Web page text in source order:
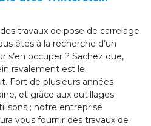
travaux de pose de carrelage
êtes à la recherche d’un
s’en occuper ? Sachez que,
ravalement est le
Fort de plusieurs années
et grâce aux outillages
; notre entreprise
vous fournir des travaux de